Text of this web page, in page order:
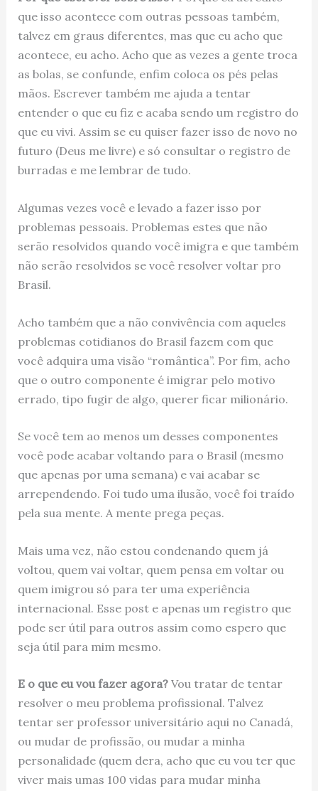
que isso acontece com outras pessoas também,
talvez em graus diferentes, mas que eu acho que
acontece, eu acho. Acho que as vezes a gente troca
as bolas, se confunde, enfim coloca os pés pelas
mãos. Escrever também me ajuda a tentar
entender o que eu fiz e acaba sendo um registro do
que eu vivi. Assim se eu quiser fazer isso de novo no
futuro (Deus me livre) e só consultar o registro de
burradas e me lembrar de tudo.
Algumas vezes você e levado a fazer isso por
problemas pessoais. Problemas estes que não
serão resolvidos quando você imigra e que também
não serão resolvidos se você resolver voltar pro
Brasil.
Acho também que a não convivência com aqueles
problemas cotidianos do Brasil fazem com que
você adquira uma visão “romântica”. Por fim, acho
que o outro componente é imigrar pelo motivo
errado, tipo fugir de algo, querer ficar milionário.
Se você tem ao menos um desses componentes
você pode acabar voltando para o Brasil (mesmo
que apenas por uma semana) e vai acabar se
arrependendo. Foi tudo uma ilusão, você foi traído
pela sua mente. A mente prega peças.
Mais uma vez, não estou condenando quem já
voltou, quem vai voltar, quem pensa em voltar ou
quem imigrou só para ter uma experiência
internacional. Esse post e apenas um registro que
pode ser útil para outros assim como espero que
seja útil para mim mesmo.
E o que eu vou fazer agora?Vou tratar de tentar
resolver o meu problema profissional. Talvez
tentar ser professor universitário aqui no Canadá,
ou mudar de profissão, ou mudar a minha
personalidade (quem dera, acho que eu vou ter que
viver mais umas 100 vidas para mudar minha